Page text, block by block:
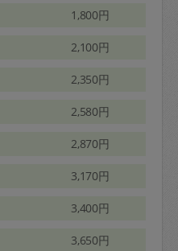
1,800円
2,100円
2,350円
2,580円
2,870円
3,170円
3,400円
3,650円